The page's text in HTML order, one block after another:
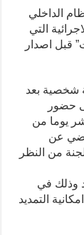
الداخلي
التي
قبل اصدار
شخصية بعد
حضور
يوما من
عن
من النظر
وذلك في
التمديد